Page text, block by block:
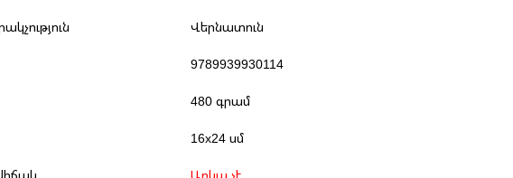
Վերնատուն
9789939930114
480 գրամ
16x24 սմ